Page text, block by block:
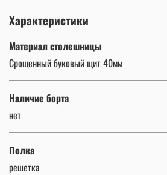
Характеристики
Материал столешницы
Срощенный буковый щит 40мм
Наличие борта
нет
Полка
решетка